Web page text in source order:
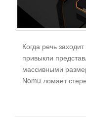
Когда речь
привыкли
массивными
Nomu ломает